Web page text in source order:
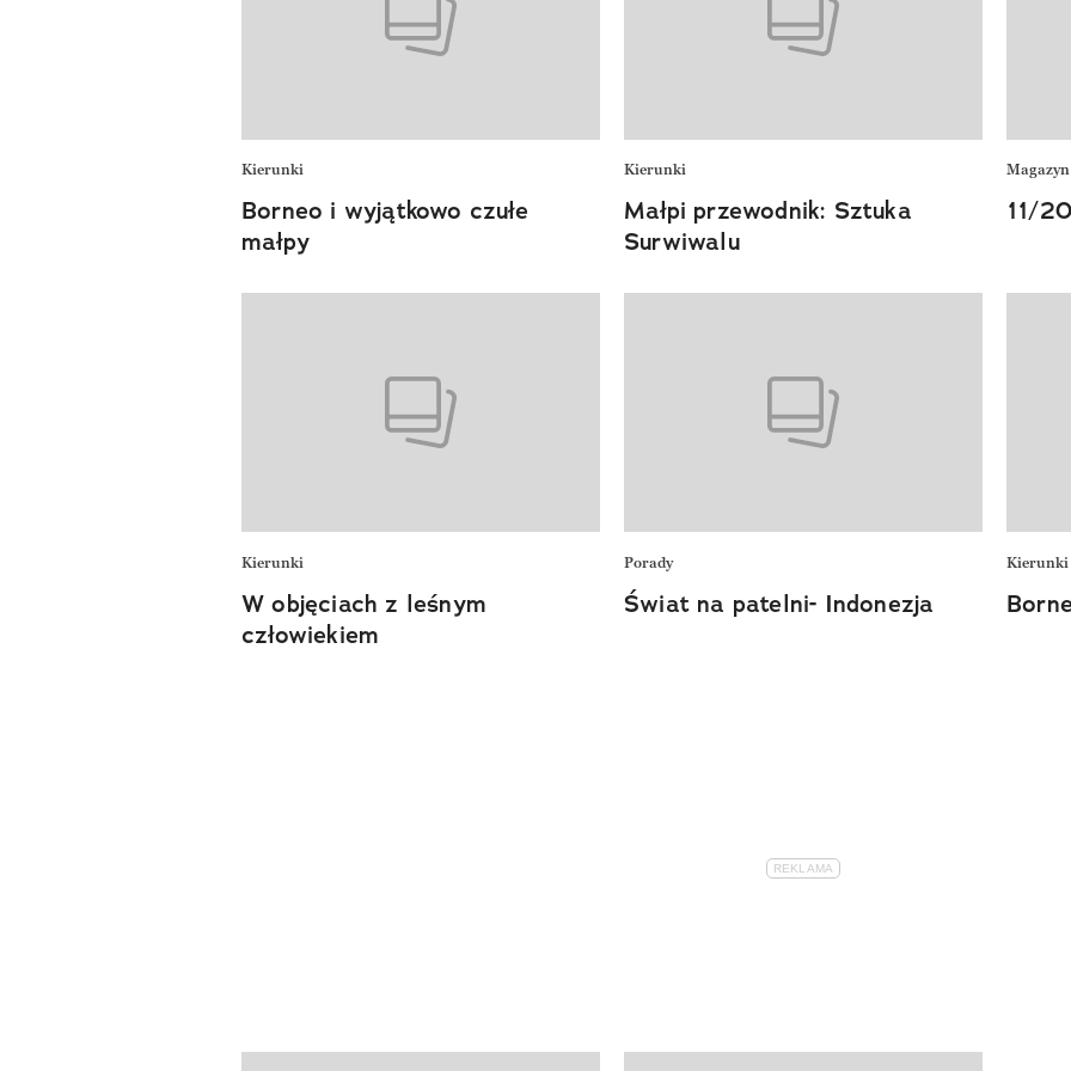
Kierunki
Borneo i wyjątkowo czułe
małpy
Kierunki
Małpi przewodnik: Sztuka
Surwiwalu
Magazyn
11/
Kierunki
W objęciach z leśnym
człowiekiem
Porady
Świat na patelni- Indonezja
Kierunki